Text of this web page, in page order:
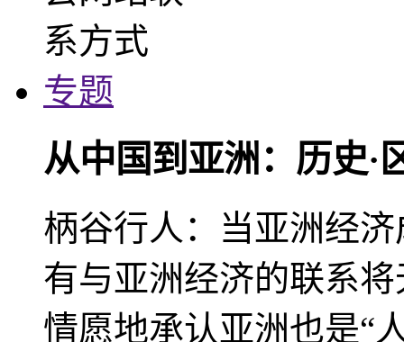
专题
从中国到亚洲：历史·
柄谷行人：当亚洲经
有与亚洲经济的联系
情愿地承认亚洲也是“